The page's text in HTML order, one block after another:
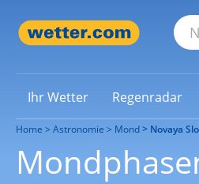
Ihr Wetter Regenradar
Home Astronomie Mond Novaya